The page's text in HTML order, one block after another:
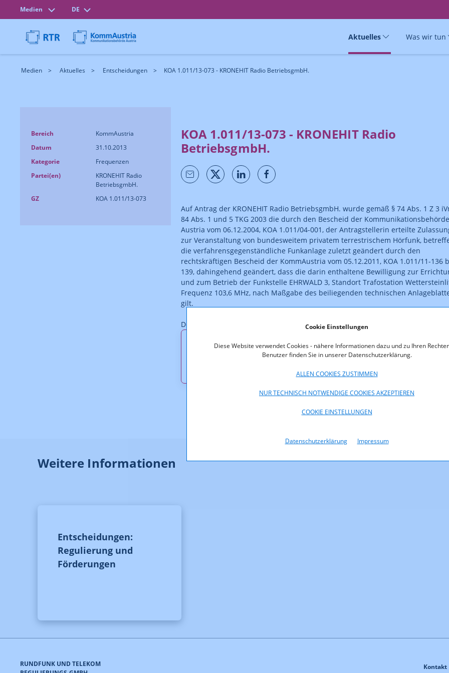
Cookie Einstellungen
Diese Website verwendet Cookies - nähere Informationen dazu und zu Ihren
Benutzer finden Sie in unserer Datenschutzerklärung.
ALLEN COOKIES ZUSTIMMEN
NUR TECHNISCH NOTWENDIGE COOKIES AKZEPTIEREN
COOKIE EINSTELLUNGEN
Datenschutzerklärung Impressum
Medien DE
Aktuelles Was wir tun
Medien Aktuelles Entscheidungen KOA 1.011/13-073 - KRONEHIT Radio BetriebsgmbH.
Bereich
KommAustria
Datum
31.10.2013
Kategorie
Frequenzen
Partei(en)
KRONEHIT Radio
BetriebsgmbH.
GZ
KOA 1.011/13-073
KOA 1.011/13-073 - KRONEHIT Radio
BetriebsgmbH.
Auf Antrag der KRONEHIT Radio BetriebsgmbH. wurde gemäß § 74 Abs. 1 Z 3
84 Abs. 1 und 5 TKG 2003 die durch den Bescheid der Kommunikationsbehörde
Austria vom 06.12.2004, KOA 1.011/04-001, der Antragstellerin erteilte
zur Veranstaltung von bundesweitem privatem terrestrischem Hörfunk,
die verfahrensgegenständliche Funkanlage zuletzt geändert durch den
rechtskräftigen Bescheid der KommAustria vom 05.12.2011, KOA 1.011/11-136
139, dahingehend geändert, dass die darin enthaltene Bewilligung zur
und zum Betrieb der Funkstelle EHRWALD 3, Standort Trafostation
Frequenz 103,6 MHz, nach Maßgabe des beiliegenden technischen
gilt.
Der Bescheid ist rechtskräftig
Downloads
Weitere Informationen
Entscheidungen:
Regulierung und
Förderungen
RUNDFUNK UND TELEKOM
Kontakt